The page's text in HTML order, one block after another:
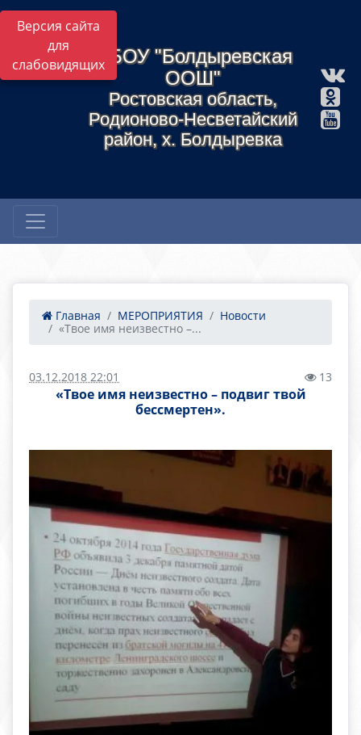
Версия сайта
для
слабовидящихМБОУ "Болдыревская
ООШ"
Ростовская область,
Родионово-Несветайский
район, х. Болдыревка
Главная МЕРОПРИЯТИЯ
Новости
«Твое имя неизвестно –...
03.12.2018 22:01 13
«Твое имя неизвестно – подвиг твой
бессмертен».